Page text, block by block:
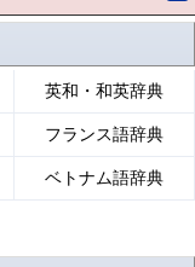
英和・和英辞典
フランス語辞典
ベトナム語辞典